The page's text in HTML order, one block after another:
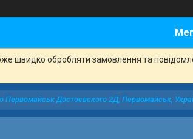
швидко обробляти замовлення та
Первомайськ Достоєвского 2Д, Первомайськ,